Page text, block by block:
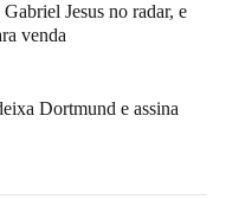
Jesus no radar, e
venda
Dortmund e assina